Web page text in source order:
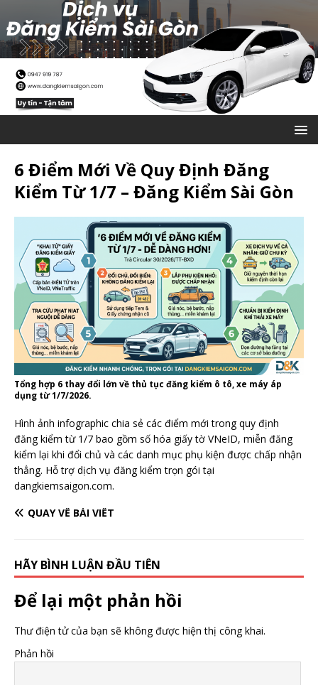
6 Điểm Mới Về Quy Định Đăng
Kiểm Từ 1/7 – Đăng Kiểm Sài Gòn
Tổng hợp 6 thay đổi lớn về thủ tục đăng kiểm ô tô, xe máy áp
dụng từ 1/7/2026.
Hình ảnh infographic chia sẻ các điểm mới trong quy định
đăng kiểm từ 1/7 bao gồm số hóa giấy tờ VNeID, miễn đăng
kiểm lại khi đổi chủ và các danh mục phụ kiện được chấp nhận
thẳng. Hỗ trợ dịch vụ đăng kiểm trọn gói tại
dangkiemsaigon.com.
QUAY VỀ BÀI VIẾT
HÃY BÌNH LUẬN ĐẦU TIÊN
Để lại một phản hồi
Thư điện tử của bạn sẽ không được hiện thị công khai.
Phản hồi